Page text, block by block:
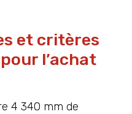
et critères
l’achat
4 340 mm de